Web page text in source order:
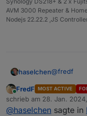
AVM 3000 Repeater &
Nodejs 22.22.2 ,JS
haselchen@fredf
Ja, hab
geguckt :)
Hab
Ca.54€
Online
FredF MOST ACTIVE
schrieb am 28. Jan.
zuletzt editiert von
@haselchen sagte in